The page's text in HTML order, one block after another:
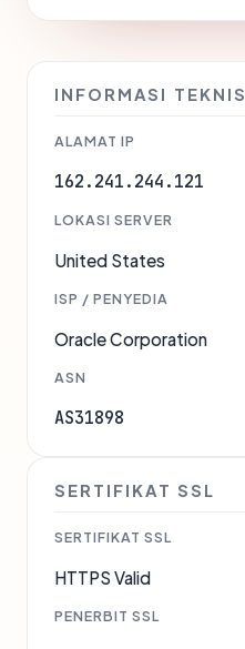
INFORMASI TEKNIS
ALAMAT IP
162.241.244.121
LOKASI SERVER
United States
ISP / PENYEDIA
Oracle Corporation
ASN
AS31898
SERTIFIKAT SSL
SERTIFIKAT SSL
HTTPS Valid
PENERBIT SSL